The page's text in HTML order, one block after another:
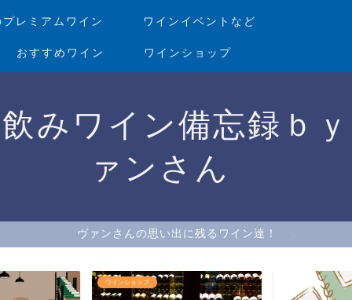
プレミアムワイン ワインイベントなど
おすすめワイン ワインショップ
みワイン備忘録ｂ
ァンさん
ヴァンさんの思い出に残るワイン達！
ワインショップ